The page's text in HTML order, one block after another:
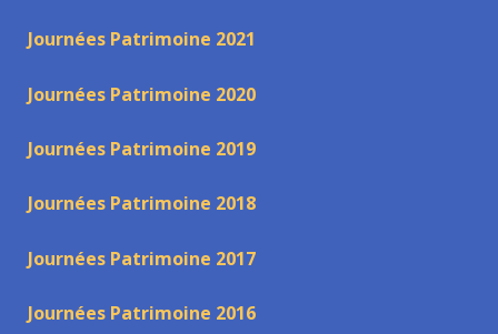
Journées Patrimoine 2021
Journées Patrimoine 2020
Journées Patrimoine 2019
Journées Patrimoine 2018
Journées Patrimoine 2017
Journées Patrimoine 2016